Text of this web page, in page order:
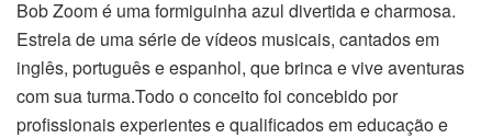
Bob Zoom é uma formiguinha azul divertida e charmosa.
Estrela de uma série de vídeos musicais, cantados em
inglês, português e espanhol, que brinca e vive aventuras
com sua turma.Todo o conceito foi concebido por
profissionais experientes e qualificados em educação e